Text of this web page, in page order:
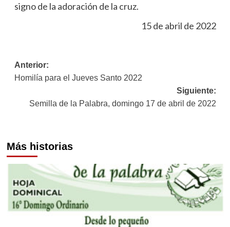
signo de la adoración de la cruz.
15 de abril de 2022
Navegación
de
entradas
Anterior:
Homilía para el Jueves Santo 2022
Siguiente:
Semilla de la Palabra, domingo 17 de abril de 2022
Más historias